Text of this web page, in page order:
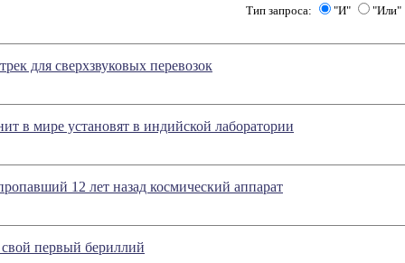
Тип запроса: "И" "Или"
для сверхзвуковых перевозок
в мире установят в индийской лаборатории
12 лет назад космический аппарат
свой первый бериллий